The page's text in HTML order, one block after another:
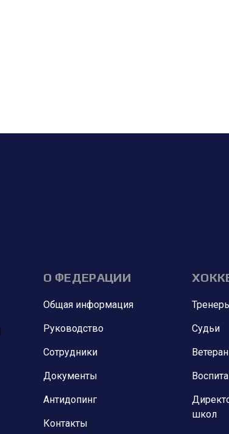
О ФЕДЕРАЦИИ
Общая информация
Руководство
Сотрудники
Документы
Антидопинг
Контакты
Судьи
школ